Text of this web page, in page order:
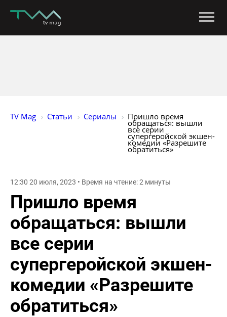
TV Mag Статьи Сериалы Пришло время
обращаться: вышли
все серии
супергеройской экшен-
комедии «Разрешите
обратиться»
12:30 20 июля, 2023 • Время на чтение: 2 минуты
Пришло время
обращаться: вышли
все серии
супергеройской экшен-
комедии «Разрешите
обратиться»